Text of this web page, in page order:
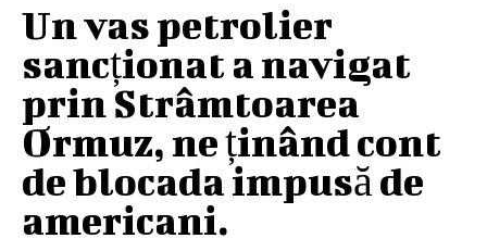
Un vas petrolier
sancționat a navigat
prin Strâmtoarea
Ormuz, ne ținând cont
de blocada impusă de
americani.